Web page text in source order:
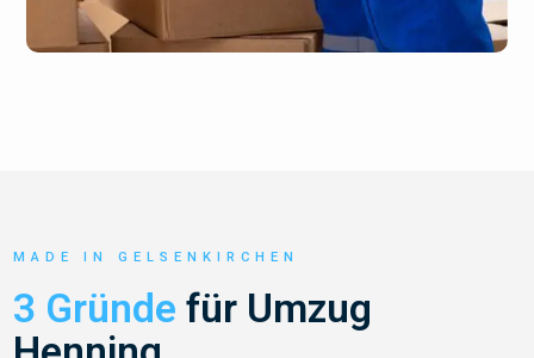
MADE IN GELSENKIRCHEN
3 Gründe für Umzug